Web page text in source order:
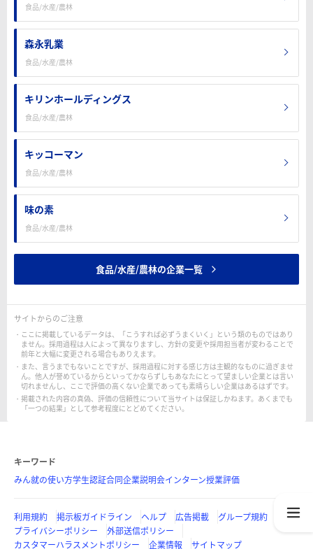
食品/水産/農林
森永乳業
食品/水産/農林
キリンホールディングス
食品/水産/農林
キッコーマン
食品/水産/農林
味の素
食品/水産/農林
食品/水産/農林の企業一覧
サイトからのご注意
ここに掲載しているデータは、「こうすれば必ずうまくいく」という類のものではあり
ません。採用過程は人によって異なりますし、方針の変更や採用担当者が変わることで
前年と大幅に変更される場合もありえます。
また、言うまでもないことですが、採用過程に対する感じ方は主観的なものに過ぎませ
ん。他人が誉めているからといってかならずしもあなたにとって望ましい企業とは言い
切れませんし、ここで評価の高くない企業であっても素晴らしい企業はあるはずです。
掲載された内容の真偽、評価の信頼性について当サイトは保証しかねます。あくまでも
「一つの結果」として参考程度にとどめてください。
キーワード
みん就の使い方学生認証合同企業説明会インターン授業評価
利用規約 掲示板ガイドライン ヘルプ 広告掲載
グループ規約
プライバシーポリシー
外部送信ポリシー
カスタマーハラスメントポリシー
企業情報 サイトマップ